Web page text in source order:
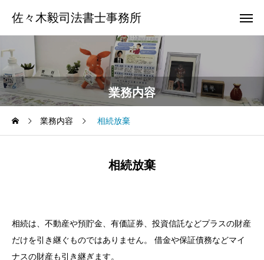
佐々木毅司法書士事務所
業務内容
業務内容 相続放棄
相続放棄
相続は、不動産や預貯金、有価証券、投資信託などプラスの財産
だけを引き継ぐものではありません。 借金や保証債務などマイ
ナスの財産も引き継ぎます。